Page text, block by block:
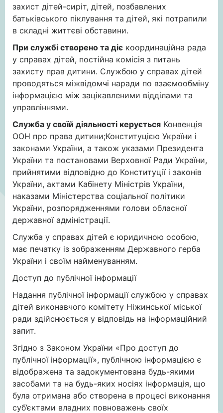
захист дітей-сиріт, дітей, позбавлених
батьківського піклування та дітей, які потрапили
в складні життєві обставини.
При службі створено та діє координаційна рада
у справах дітей, постійна комісія з питань
захисту прав дитини. Службою у справах дітей
проводяться міжвідомчі наради по взаємообміну
інформацією між зацікавленими відділами та
управліннями.
Служба у своїй діяльності керується Конвенція
ООН про права дитини;Конституцією України і
законами України, а також указами Президента
України та постановами Верховної Ради України,
прийнятими відповідно до Конституції і законів
України, актами Кабінету Міністрів України,
наказами Міністерства соціальної політики
України, розпорядженнями голови обласної
державної адміністрації.
Служба у справах дітей є юридичною особою,
має печатку із зображенням Державного герба
України і своїм найменуванням.
Доступ до публічної інформації
Надання публічної інформації службою у справах
дітей виконавчого комітету Ніжинської міської
ради здійснюється у відповідь на інформаційний
запит.
Згідно з Законом України «Про доступ до
публічної інформації», публічною інформацією є
відображена та задокументована будь-якими
засобами та на будь-яких носіях інформація, що
була отримана або створена в процесі виконання
суб’єктами владних повноважень своїх